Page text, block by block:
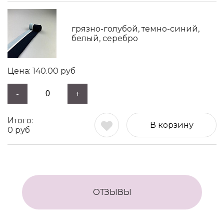
грязно-голубой, темно-синий,
белый, серебро
140.00 руб
- +
0 руб
В корзину
ОТЗЫВЫ